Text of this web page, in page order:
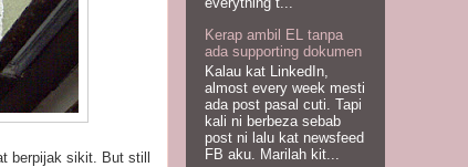
berpijak sikit. But still
Kerap ambil EL tanpa
ada supporting dokumen
Kalau kat LinkedIn,
almost every week mesti
ada post pasal cuti. Tapi
kali ni berbeza sebab
post ni lalu kat newsfeed
FB aku. Marilah kit...